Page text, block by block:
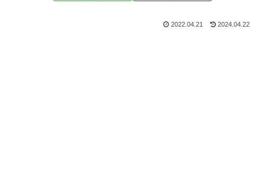
2022.04.21 2024.04.22